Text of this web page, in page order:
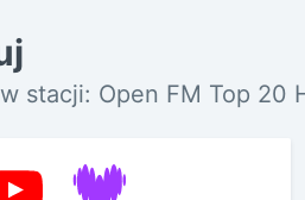
stacji: Open FM Top 20